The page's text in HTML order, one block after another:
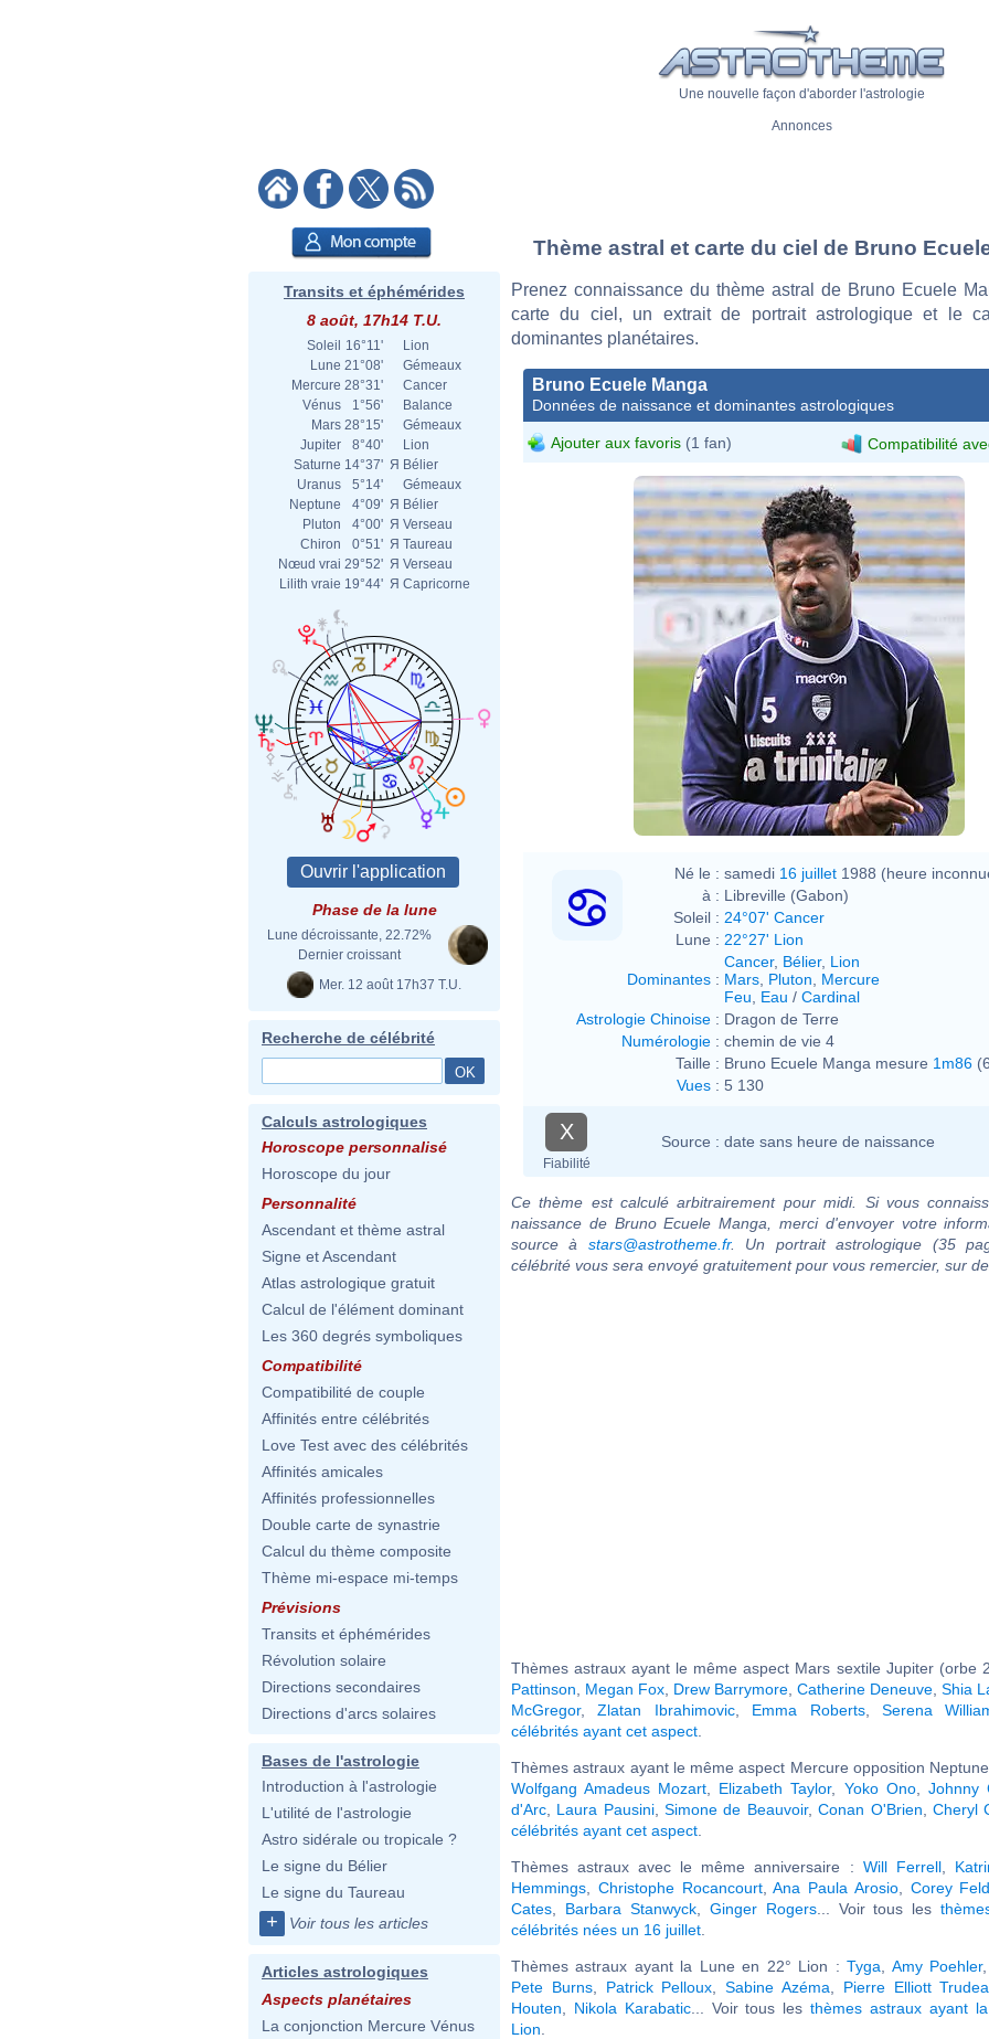
Une nouvelle façon d'aborder l'astrologie
Annonces
Transits et éphémérides
8 août, 17h14 T.U.
Soleil 16°11'
Lion
Lune 21°08'
Gémeaux
Mercure 28°31'
Cancer
Vénus
1°56'
Balance
Mars 28°15'
Gémeaux
Jupiter
8°40'
Lion
Saturne 14°37' Я Bélier
Uranus
5°14'
Gémeaux
Neptune
4°09' Я Bélier
Pluton
4°00' Я Verseau
Chiron
0°51' Я Taureau
Nœud vrai 29°52' Я Verseau
Lilith vraie 19°44' Я Capricorne
Phase de la lune
Lune décroissante, 22.72%
Dernier croissant
Mer. 12 août 17h37 T.U.
Recherche de célébrité
Calculs astrologiques
Horoscope personnalisé
Horoscope du jour
Personnalité
Ascendant et thème astral
Signe et Ascendant
Atlas astrologique gratuit
Calcul de l'élément dominant
Les 360 degrés symboliques
Compatibilité
Compatibilité de couple
Affinités entre célébrités
Love Test avec des célébrités
Affinités amicales
Affinités professionnelles
Double carte de synastrie
Calcul du thème composite
Thème mi-espace mi-temps
Prévisions
Transits et éphémérides
Révolution solaire
Directions secondaires
Directions d'arcs solaires
Bases de l'astrologie
Introduction à l'astrologie
L'utilité de l'astrologie
Astro sidérale ou tropicale ?
Le signe du Bélier
Le signe du Taureau
+ Voir tous les articles
Articles astrologiques
Aspects planétaires
La conjonction Mercure Vénus
Thème astral et carte du ciel de Bruno
Prenez connaissance du thème astral de Bruno Ecuele
carte du ciel, un extrait de portrait astrologique et le
dominantes planétaires.
Bruno Ecuele Manga
Données de naissance et dominantes astrologiques
Ajouter aux favoris (1 fan) Compatibilité
Né le : samedi 16 juillet 1988 (heure
à : Libreville (Gabon)
Soleil : 24°07' Cancer
Lune : 22°27' Lion
Dominantes :
Cancer, Bélier, Lion
Mars Pluton
Mercure
Feu
Eau / Cardinal
Astrologie Chinoise : Dragon de Terre
Numérologie : chemin de vie 4
Taille : Bruno Ecuele Manga mesure 1m86
Vues : 5 130
X
Fiabilité
Source : date sans heure de naissance
Ce thème est calculé arbitrairement pour midi. Si vous
naissance de Bruno Ecuele Manga, merci d'envoyer votre
source à stars@astrotheme.fr. Un portrait astrologique (35
célébrité vous sera envoyé gratuitement pour vous remercier, sur
Thèmes astraux ayant le même aspect Mars sextile Jupiter (orbe
Pattinson
Megan Fox Drew Barrymore Catherine Deneuve Shia
McGregor,Zlatan Ibrahimovic, Emma Roberts, Serena
célébrités ayant cet aspect
Thèmes astraux ayant le même aspect Mercure opposition
Wolfgang Amadeus Mozart
Elizabeth Taylor, Yoko Ono, Johnny
d'Arc
Laura Pausini,Simone de Beauvoir,Conan O'Brien Cheryl
célébrités ayant cet aspect
Thèmes astraux avec le même anniversaire : Will Ferrell,
Hemmings
Christophe Rocancourt,Ana Paula Arosio, Corey
Cates
Barbara Stanwyck, Ginger Rogers... Voir tous les
célébrités nées un 16 juillet
Thèmes astraux ayant la Lune en 22° Lion :Tyga Amy Poehler,
Pete Burns, Patrick Pelloux ,Sabine Azéma Pierre Elliott
Houten
Nikola Karabatic... Voir tous lesthèmes astraux ayant
Lion